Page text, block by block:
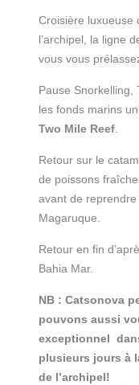
Croisière luxueuse
l’archipel, la ligne
vous vous
Pause Snorkelling,
les fonds marins
Two Mile Reef
Retour sur le
de poissons
avant de reprendre
Magaruque.
Retour en fin
Bahia Mar.
NB : Catsonova
pouvons aussi
exceptionnel
plusieurs jours à
de l’archipel!